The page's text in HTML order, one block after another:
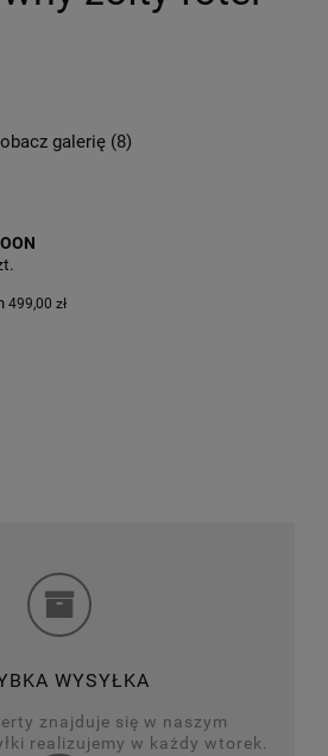
galerię (8)
499,00 zł
WYSYŁKA
znajduje się w naszym
realizujemy w każdy wtorek.